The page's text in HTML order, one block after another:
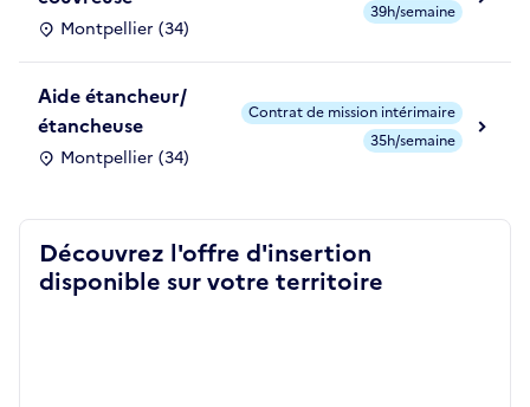
Montpellier (34)
39h/semaine
Aide étancheur/
étancheuse
Montpellier (34)
Contrat de mission intérimaire
35h/semaine
Découvrez l'offre d'insertion
disponible sur votre territoire